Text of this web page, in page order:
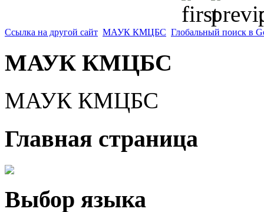
Ссылка на другой сайт МАУК КМЦБС Глобальный поиск в
МАУК КМЦБС
МАУК КМЦБС
Главная страница
Выбор языка